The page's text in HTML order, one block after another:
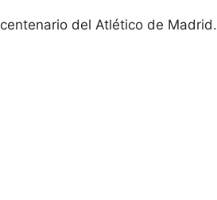
del Atlético de Madrid.